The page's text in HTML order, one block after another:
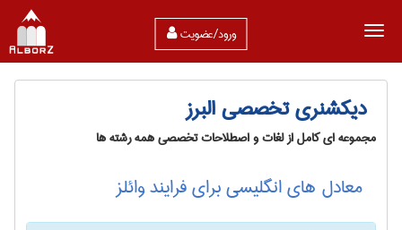
ورود/عضویت
دیکشنری تخصصی البرز
مجموعه ای کامل از لغات و اصطلاحات تخصصی همه رشته ها
معادل های انگلیسی برای فرایند وائلز